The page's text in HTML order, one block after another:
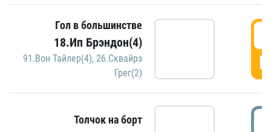
Гол в большинстве
18.Ип Брэндон(4)
91.Вон Тайлер(4), 26.Сквайрз
Грег(2)
Толчок на борт